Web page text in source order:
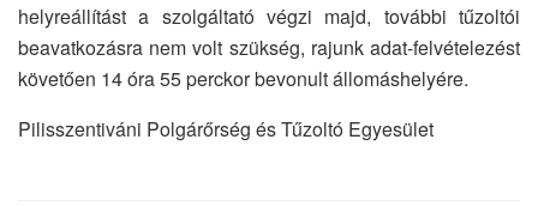
helyreállítást a szolgáltató végzi majd, további tűzoltói
beavatkozásra nem volt szükség, rajunk adat-felvételezést
követően 14 óra 55 perckor bevonult állomáshelyére.
Pilisszentiváni Polgárőrség és Tűzoltó Egyesület